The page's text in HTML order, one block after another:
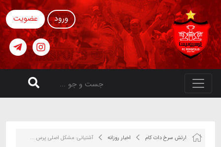
ورود عضویت
ارتش سرخ دات کام اخبار روزانه آشتیانی: مشکل اصلی پرس ...